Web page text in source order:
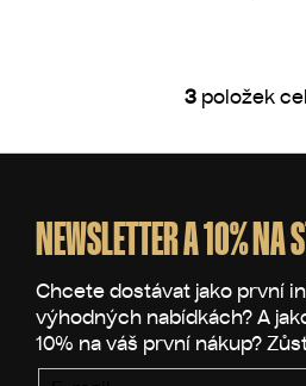
O
l
a
c
í
p
r
v
3položek
NEWSLETTER A 10% NA